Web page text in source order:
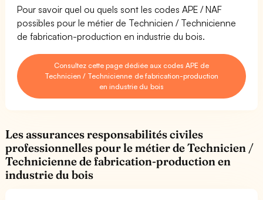
Pour savoir quel ou quels sont les codes APE / NAF
possibles pour le métier de Technicien / Technicienne
de fabrication-production en industrie du bois.
Consultez cette page dédiée aux codes APE de
Technicien / Technicienne de fabrication-production
en industrie du bois
Les assurances responsabilités civiles
professionnelles pour le métier de Technicien /
Technicienne de fabrication-production en
industrie du bois